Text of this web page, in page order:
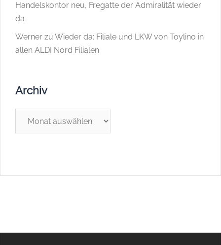
Handelskontor neu, Fregatte der Admiralität wieder
da
Werner zu Wieder da: Filiale und LKW von Toylino in
allen ALDI Nord Filialen
Archiv